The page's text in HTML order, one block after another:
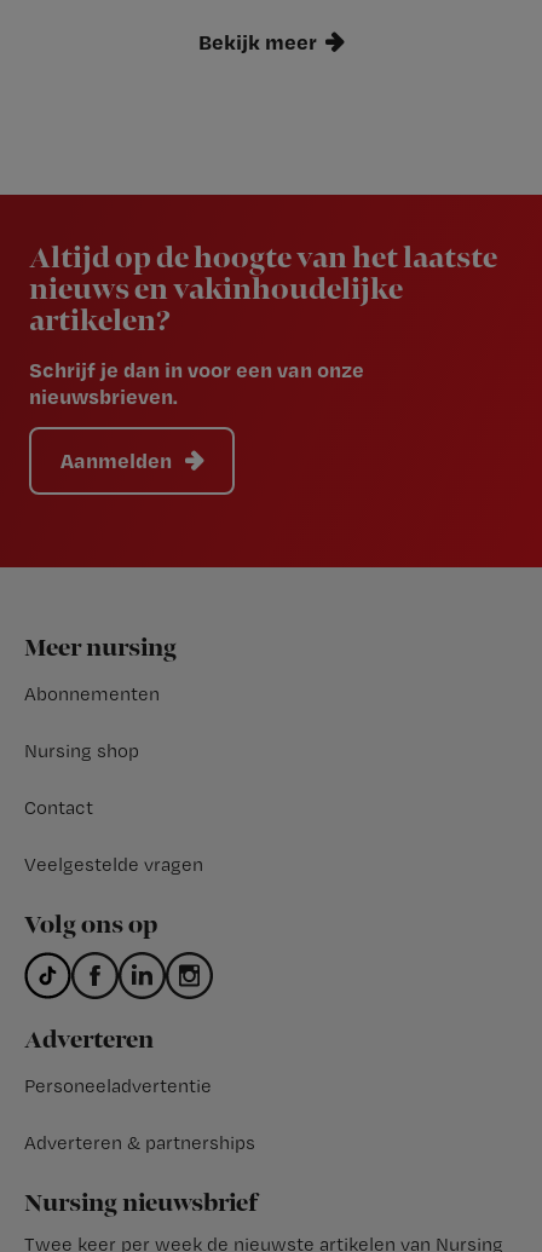
Bekijk meer
Altijd op de hoogte van het laatste
nieuws en vakinhoudelijke
artikelen?
Schrijf je dan in voor een van onze
nieuwsbrieven.
Aanmelden
Footer
Meer nursing
Abonnementen
Nursing shop
Contact
Veelgestelde vragen
Volg ons op
Adverteren
Personeeladvertentie
Adverteren & partnerships
Nursing nieuwsbrief
Twee keer per week de nieuwste artikelen van Nursing